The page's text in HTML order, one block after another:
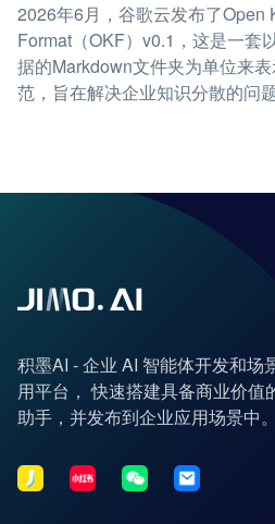
2026年6月，谷歌云发布了Open
Format（OKF）v0.1，这是一套
据的Markdown文件夹为单位来
范，旨在解决企业知识分散的问题
积墨AI - 企业 AI 智能体开发和场
用平台， 快速搭建具备商业价值
助手，并发布到企业应用场景中。